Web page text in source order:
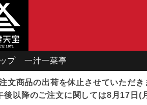
プ 一汁一菜亭
商品の出荷を休止させていただき
以降のご注文に関しては8月17日(